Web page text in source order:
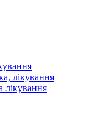
лікування
лікування